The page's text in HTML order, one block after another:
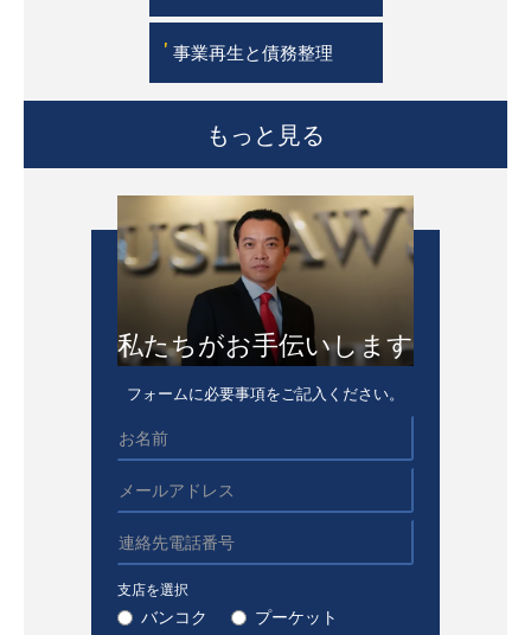
' 事業再生と債務整理
もっと見る
私たちがお手伝いします
フォームに必要事項をご記入ください。
支店を選択
バンコク プーケット